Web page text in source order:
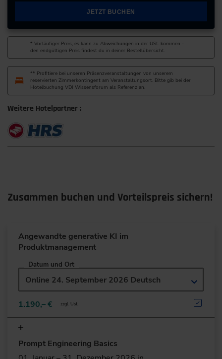
JETZT BUCHEN
* Vorläufiger Preis, es kann zu Abweichungen in der USt. kommen -
den endgültigen Preis findest du in deiner Bestellübersicht.
** Profitiere bei unseren Präsenzveranstaltungen von unserem
reservierten Zimmerkontingent am Veranstaltungsort. Bitte gib bei der
Hotelbuchung VDI Wissensforum als Referenz an.
Weitere Hotelpartner :
Zusammen buchen und Vorteilspreis sichern!
Angewandte generative KI im
Produktmanagement
Online 24. September 2026 Deutsch
Datum und Ort
1.190,– € zzgl. Ust.
Prompt Engineering Basics